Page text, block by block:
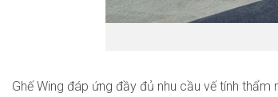
Ghế Wing đáp ứng đầy đủ nhu cầu vế tính